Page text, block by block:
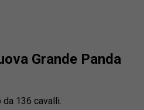
Grande Panda
136 cavalli.